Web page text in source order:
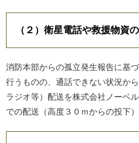
（２）衛星電話や救援物資
消防本部からの孤立発生報告に基
行うものの、通話できない状況か
ラジオ等）配送を株式会社ノーベ
での配送（高度３０ｍからの投下）